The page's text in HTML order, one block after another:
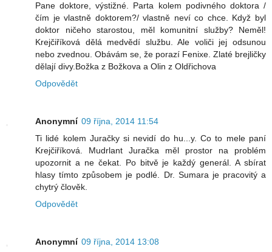
Pane doktore, výstižné. Parta kolem podivného doktora /
čím je vlastně doktorem?/ vlastně neví co chce. Když byl
doktor ničeho starostou, měl komunitní služby? Neměl!
Krejčiříková dělá medvědí službu. Ale voliči jej odsunou
nebo zvednou. Obávám se, že porazí Fenixe. Zlaté brejličky
dělají divy.Božka z Božkova a Olin z Oldřichova
Odpovědět
Anonymní 09 října, 2014 11:54
Ti lidé kolem Juračky si nevidí do hu...y. Co to mele paní
Krejčiříková. Mudrlant Juračka měl prostor na problém
upozornit a ne čekat. Po bitvě je každý generál. A sbírat
hlasy tímto způsobem je podlé. Dr. Sumara je pracovitý a
chytrý člověk.
Odpovědět
Anonymní 09 října, 2014 13:08